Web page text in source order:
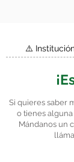
⚠️
Si quieres saber
o tienes
Mándanos un